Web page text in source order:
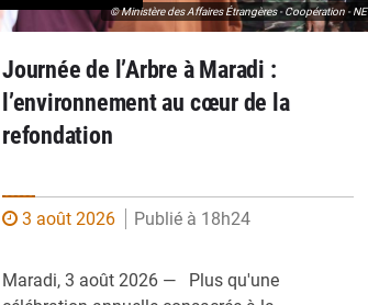
© Ministère des Affaires Étrangères - Coopération - NE
Journée de l’Arbre à Maradi :
l’environnement au cœur de la
refondation
3 août 2026 Publié à 18h24
Maradi, 3 août 2026 — Plus qu'une